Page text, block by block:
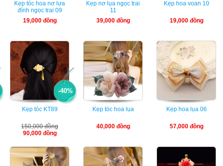
Kẹp tóc hoa nơ lựa
đính ngọc trai 09
19,000 đồng
Kẹp nơ lụa ngọc trai
11
39,000 đồng
Kẹp hoa voan 10
19,000 đồng
-40%
Kẹp tóc KT89
150,000 đồng
90,000 đồng
Kẹp tóc hoa lụa
40,000 đồng
Kẹp hoa lụa 06
57,000 đồng